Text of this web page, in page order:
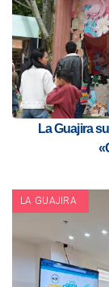
La Guajira
LA GUAJIRA